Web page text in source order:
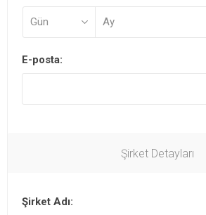
E-posta:
Şirket Detayları
Şirket Adı: